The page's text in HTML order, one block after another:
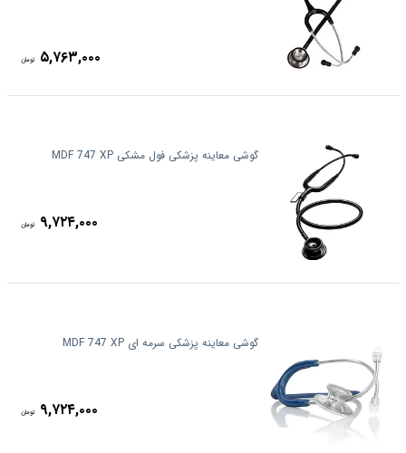
۵,۷۶۳,۰۰۰ تومان
گوشی معاینه پزشکی فول مشکی MDF 747 XP
۹,۷۲۴,۰۰۰ تومان
گوشی معاینه پزشکی سرمه ای MDF 747 XP
۹,۷۲۴,۰۰۰ تومان